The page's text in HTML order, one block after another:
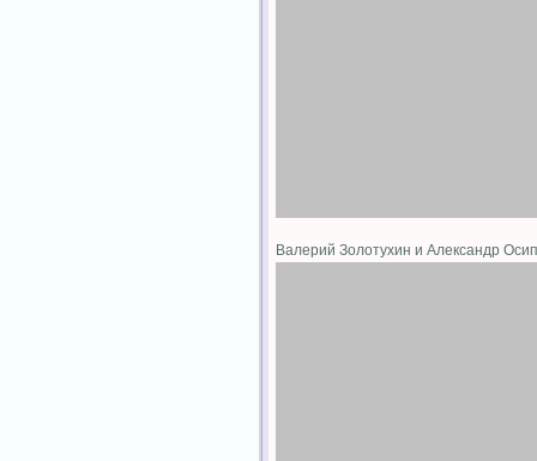
Валерий Золотухин и Александр